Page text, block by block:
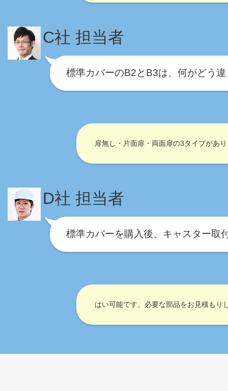
C社 担当者
標準カバーのB2とB3は、何がどう
扉無し・片面扉・両面扉の3タイプがあ
D社 担当者
標準カバーを購入後、キャスター取
はい可能です。必要な部品をお見積もり